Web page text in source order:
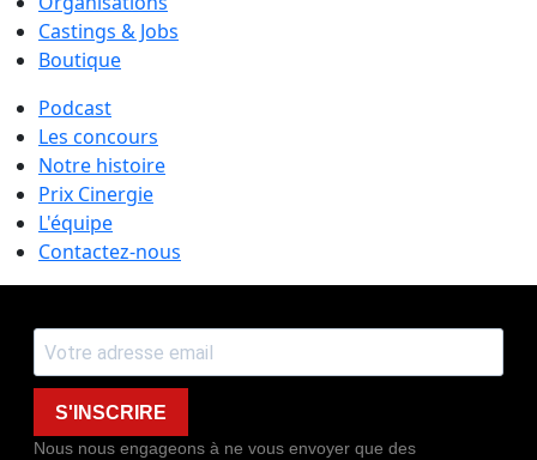
Castings & Jobs
Boutique
Podcast
Les concours
Notre histoire
Prix Cinergie
L'équipe
Contactez-nous
S'INSCRIRE
Nous nous engageons à ne vous envoyer que des